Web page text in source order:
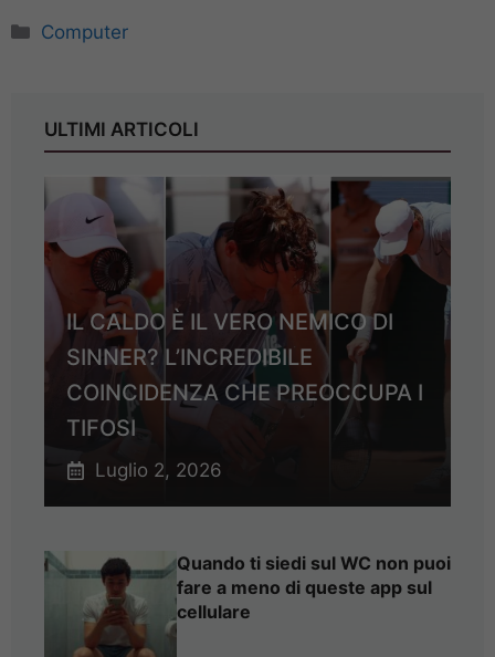
Categorie
Computer
ULTIMI ARTICOLI
IL CALDO È IL VERO NEMICO DI
SINNER? L’INCREDIBILE
COINCIDENZA CHE PREOCCUPA I
TIFOSI
Luglio 2, 2026
Quando ti siedi sul WC non puoi
fare a meno di queste app sul
cellulare